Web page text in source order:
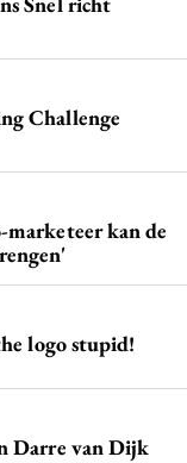
Challenge
kan de
logo stupid!
Darre van Dijk